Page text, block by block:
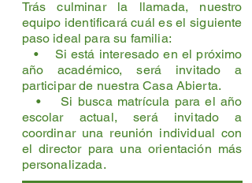
Trás culminar la llamada, nuestro
equipo identificará cuál es el siguiente
paso ideal para su familia:
• Si está interesado en el próximo
año académico, será invitado a
participar de nuestra Casa Abierta.
• Si busca matrícula para el año
escolar actual, será invitado a
coordinar una reunión individual con
el director para una orientación más
personalizada.